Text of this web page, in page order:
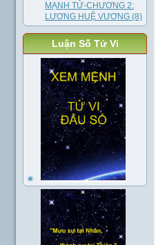
MẠNH TỬ-CHƯƠNG 2:
LƯƠNG HUỆ VƯƠNG (8)
Luận Số Tử Vi